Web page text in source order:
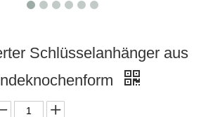
Schlüsselanhänger aus